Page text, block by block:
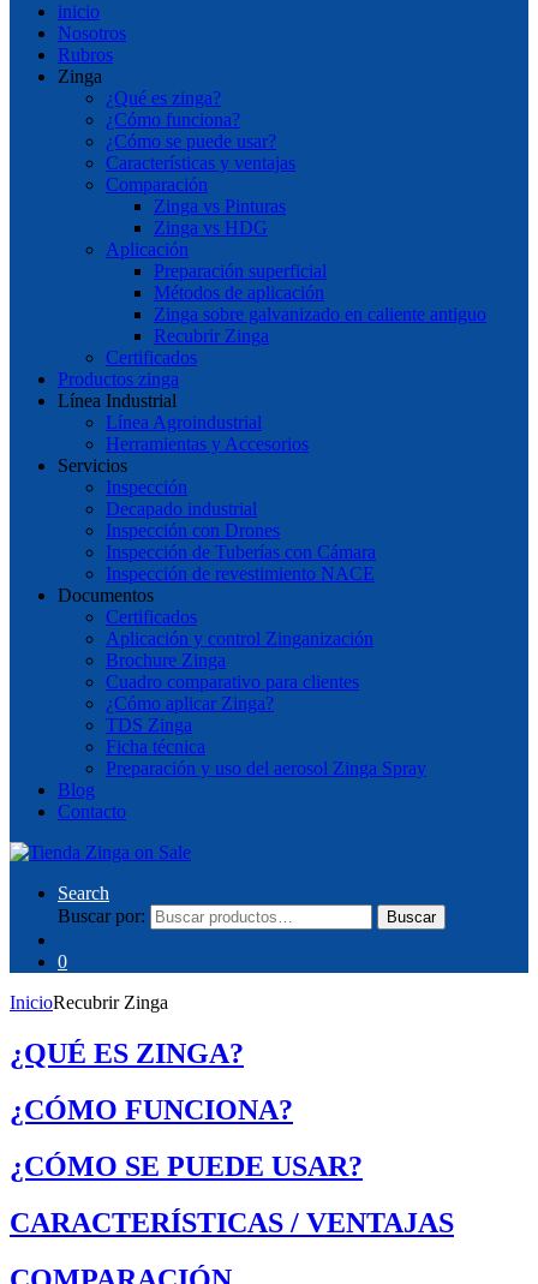
inicio
Nosotros
Rubros
Zinga
¿Qué es zinga?
¿Cómo funciona?
¿Cómo se puede usar?
Características y ventajas
Comparación
Zinga vs Pinturas
Zinga vs HDG
Aplicación
Preparación superficial
Métodos de aplicación
Zinga sobre galvanizado en caliente antiguo
Recubrir Zinga
Certificados
Productos zinga
Línea Industrial
Línea Agroindustrial
Herramientas y Accesorios
Servicios
Inspección
Decapado industrial
Inspección con Drones
Inspección de Tuberías con Cámara
Inspección de revestimiento NACE
Documentos
Certificados
Aplicación y control Zinganización
Brochure Zinga
Cuadro comparativo para clientes
¿Cómo aplicar Zinga?
TDS Zinga
Ficha técnica
Preparación y uso del aerosol Zinga Spray
Blog
Contacto
Search
Buscar por:
Buscar
0
InicioRecubrir Zinga
¿QUÉ ES ZINGA?
¿CÓMO FUNCIONA?
¿CÓMO SE PUEDE USAR?
CARACTERÍSTICAS / VENTAJAS